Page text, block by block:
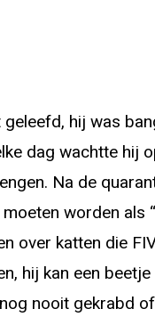
hij was
dag wachtte hij
Na de
worden als
over katten die
hij kan een
nooit gekrabd